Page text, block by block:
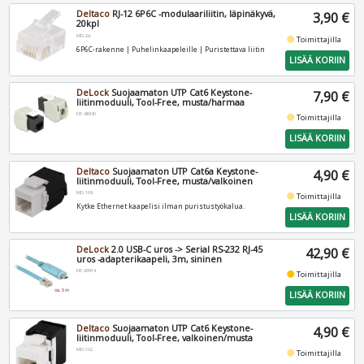
Deltaco RJ-12 6P6C -modulaariliitin, läpinäkyvä,
20kpl
MD-2A
6P6C-rakenne | Puhelinkaapeleille | Puristettava liitin
3,90 €
fiber_manual_recordToimittajilla
LISÄÄ KORIIN
DeLockSuojaamaton UTP Cat6 Keystone-
liitinmoduuli, Tool-Free, musta/harmaa
DE-86340
7,90 €
fiber_manual_recordToimittajilla
LISÄÄ KORIIN
Deltaco Suojaamaton UTP Cat6a Keystone-
liitinmoduuli, Tool-Free, musta/valkoinen
MD-109
Kytke Ethernet kaapelisi ilman puristustyökalua.
4,90 €
fiber_manual_recordToimittajilla
LISÄÄ KORIIN
DeLock2.0 USB-C uros -> Serial RS-232 RJ-45
uros -adapterikaapeli, 3m, sininen
DE-63914
42,90 €
fiber_manual_recordToimittajilla
LISÄÄ KORIIN
Deltaco Suojaamaton UTP Cat6 Keystone-
liitinmoduuli, Tool-Free, valkoinen/musta
MD-102
4,90 €
fiber_manual_recordToimittajilla